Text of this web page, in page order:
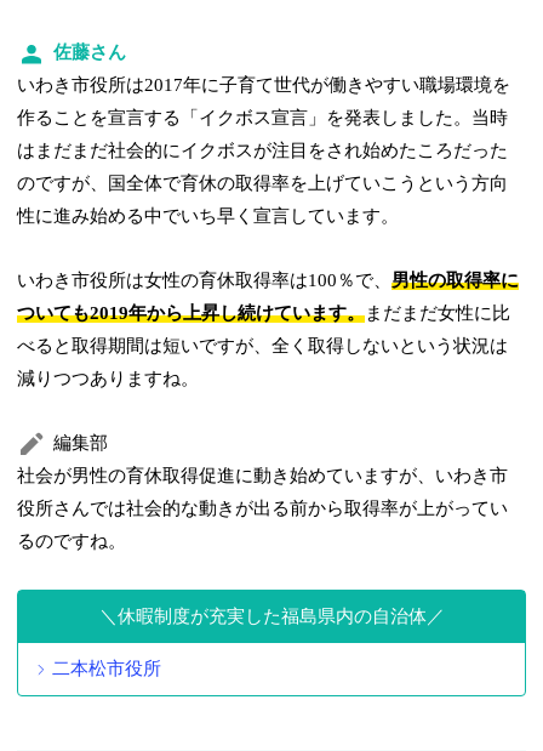
佐藤さん
いわき市役所は2017年に子育て世代が働きやすい職場環境を
作ることを宣言する「イクボス宣言」を発表しました。当時
はまだまだ社会的にイクボスが注目をされ始めたころだった
のですが、国全体で育休の取得率を上げていこうという方向
性に進み始める中でいち早く宣言しています。
いわき市役所は女性の育休取得率は100％で、男性の取得率に
ついても2019年から上昇し続けています。まだまだ女性に比
べると取得期間は短いですが、全く取得しないという状況は
減りつつありますね。
編集部
社会が男性の育休取得促進に動き始めていますが、いわき市
役所さんでは社会的な動きが出る前から取得率が上がってい
るのですね。
休暇制度が充実した福島県内の自治体
二本松市役所